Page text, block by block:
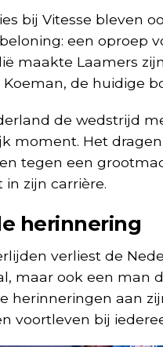
bij Vitesse bleven
een oproep
maakte Laamers
de huidige
de wedstrijd
moment. Het
tegen een
zijn carrière.
herinnering
verliest de
maar ook een man
herinneringen aan
voortleven bij